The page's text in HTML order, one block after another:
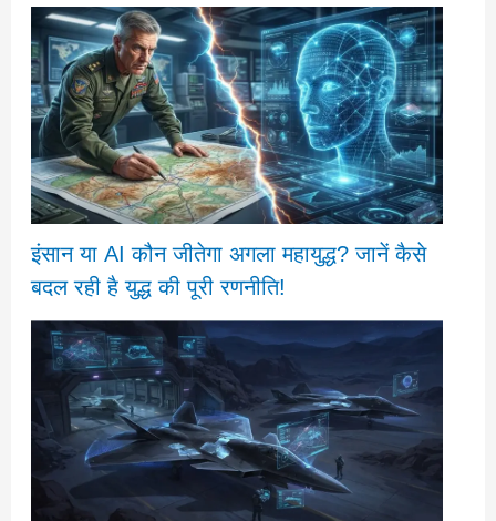
इंसान या AI कौन जीतेगा अगला महायुद्ध? जानें कैसे
बदल रही है युद्ध की पूरी रणनीति!